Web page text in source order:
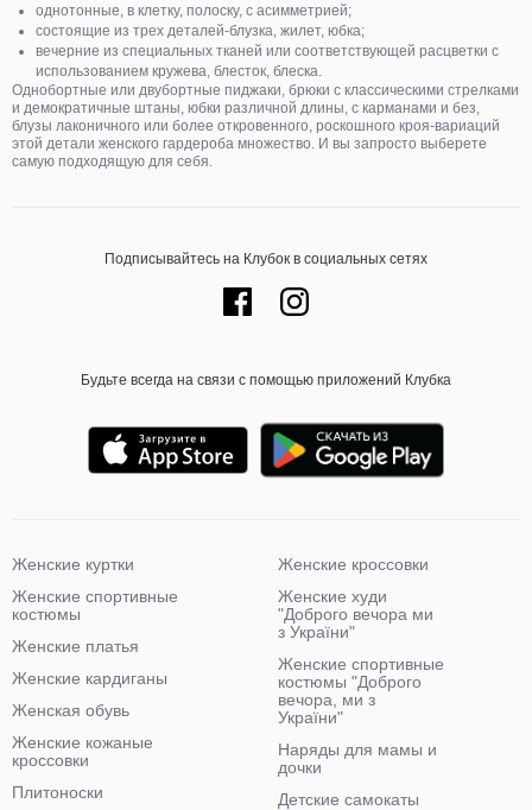
однотонные, в клетку, полоску, с асимметрией;
состоящие из трех деталей-блузка, жилет, юбка;
вечерние из специальных тканей или соответствующей расцветки с
использованием кружева, блесток, блеска.
Однобортные или двубортные пиджаки, брюки с классическими стрелками
и демократичные штаны, юбки различной длины, с карманами и без,
блузы лаконичного или более откровенного, роскошного кроя-вариаций
этой детали женского гардероба множество. И вы запросто выберете
самую подходящую для себя.
Подписывайтесь на Клубок в социальных сетях
Будьте всегда на связи с помощью приложений Клубка
Женские куртки
Женские спортивные
костюмы
Женские платья
Женские кардиганы
Женская обувь
Женские кожаные
кроссовки
Плитоноски
Женские кроссовки
Женские худи
"Доброго вечора ми
з України"
Женские спортивные
костюмы "Доброго
вечора, ми з
України"
Наряды для мамы и
дочки
Детские самокаты